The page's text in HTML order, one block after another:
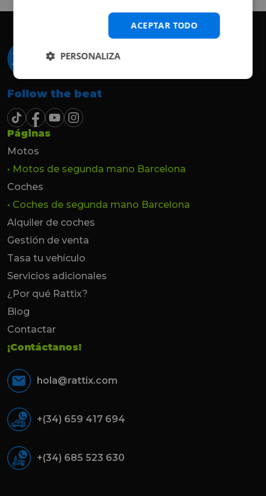
Follow the beat
Páginas
Motos
• Motos de segunda mano Barcelona
Coches
• Coches de segunda mano Barcelona
Alquiler de coches
Gestión de venta
Tasa tu vehículo
Servicios adicionales
¿Por qué Rattix?
Blog
Contactar
¡Contáctanos!
hola@rattix.com
+(34) 659 417 694
+(34) 685 523 630
ACEPTAR TODO
PERSONALIZA